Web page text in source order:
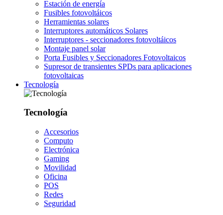
Estación de energía
Fusibles fotovoltáicos
Herramientas solares
Interruptores automáticos Solares
Interruptores - seccionadores fotovoltáicos
Montaje panel solar
Porta Fusibles y Seccionadores Fotovoltaicos
Supresor de transientes SPDs para aplicaciones
fotovoltaicas
Tecnología
Tecnología
Accesorios
Computo
Electrónica
Gaming
Movilidad
Oficina
POS
Redes
Seguridad